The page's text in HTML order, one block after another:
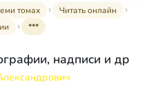
томах
Читать онлайн
***
надписи и др